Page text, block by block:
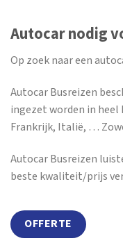
Autocar nodig
Op zoek naar een
Autocar Busreizen
ingezet worden in heel
Frankrijk, Italië, …
Autocar Busreizen
beste kwaliteit/prijs
OFFERTE